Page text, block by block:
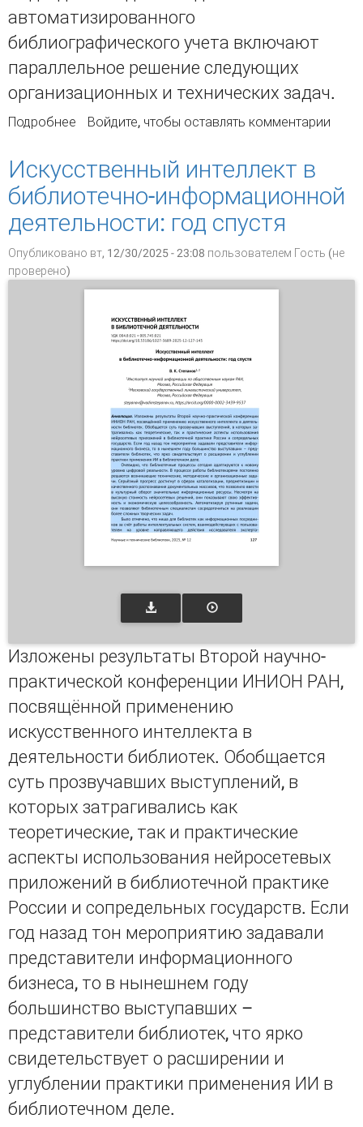
автоматизированного
библиографического учета включают
параллельное решение следующих
организационных и технических задач.
Подробнее о Единая система автоматизированного
науке и технике:технологические подходы и
перспективные возможности
Войдите, чтобы оставлять комментарии
Искусственный интеллект в
библиотечно-информационной
деятельности: год спустя
Опубликовано вт, 12/30/2025 - 23:08 пользователем Гость (не
проверено)
Изложены результаты Второй научно-
практической конференции ИНИОН РАН,
посвящённой применению
искусственного интеллекта в
деятельности библиотек. Обобщается
суть прозвучавших выступлений, в
которых затрагивались как
теоретические, так и практические
аспекты использования нейросетевых
приложений в библиотечной практике
России и сопредельных государств. Если
год назад тон мероприятию задавали
представители информационного
бизнеса, то в нынешнем году
большинство выступавших –
представители библиотек, что ярко
свидетельствует о расширении и
углублении практики применения ИИ в
библиотечном деле.